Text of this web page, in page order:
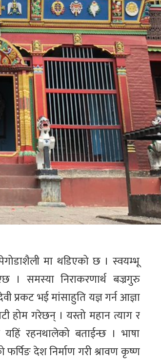
पेगोडाशैली मा थडिएको छ । स्वयम्भू
। समस्या निराकरणार्थ बज्रगुरु
प्रकट भई मांसाहुति यज्ञ गर्न आज्ञा
होम गरेछन् । यस्तो महान त्याग र
यहिं रहनथालेको बताईन्छ । भाषा
देश निर्माण गरी श्रावण कृष्ण